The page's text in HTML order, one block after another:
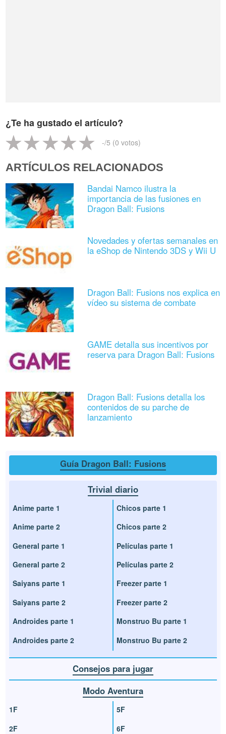
¿Te ha gustado el artículo?
-/5 (0 votos)
ARTÍCULOS RELACIONADOS
Bandai Namco ilustra la
importancia de las fusiones en
Dragon Ball: Fusions
Novedades y ofertas semanales en
la eShop de Nintendo 3DS y Wii U
Dragon Ball: Fusions nos explica en
vídeo su sistema de combate
GAME detalla sus incentivos por
reserva para Dragon Ball: Fusions
Dragon Ball: Fusions detalla los
contenidos de su parche de
lanzamiento
Guía Dragon Ball: Fusions
Trivial diario
Anime parte 1
Anime parte 2
General parte 1
General parte 2
Saiyans parte 1
Saiyans parte 2
Androides parte 1
Androides parte 2
Chicos parte 1
Chicos parte 2
Películas parte 1
Películas parte 2
Freezer parte 1
Freezer parte 2
Monstruo Bu parte 1
Monstruo Bu parte 2
Consejos para jugar
Modo Aventura
1F
2F
5F
6F